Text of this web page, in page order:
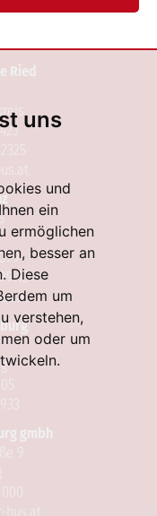
uns
und
ein
ermöglichen
besser an
Diese
um
verstehen,
oder um
Ried
15
gmbh
9